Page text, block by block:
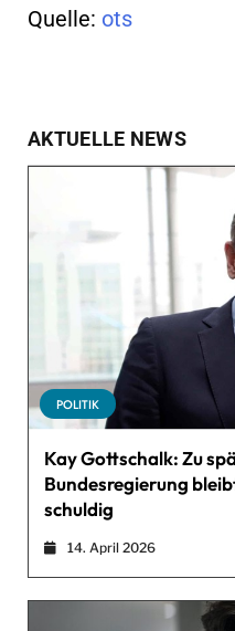
Quelle: ots
AKTUELLE NEWS
POLITIK
Kay Gottschalk: Zu
Bundesregierung
schuldig
14. April 2026